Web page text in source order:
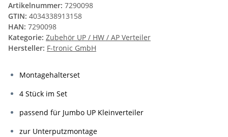
Artikelnummer: 7290098
GTIN: 4034338913158
HAN: 7290098
Kategorie: Zubehör UP / HW / AP Verteiler
Hersteller: F-tronic GmbH
Montagehalterset
4 Stück im Set
passend für Jumbo UP Kleinverteiler
zur Unterputzmontage